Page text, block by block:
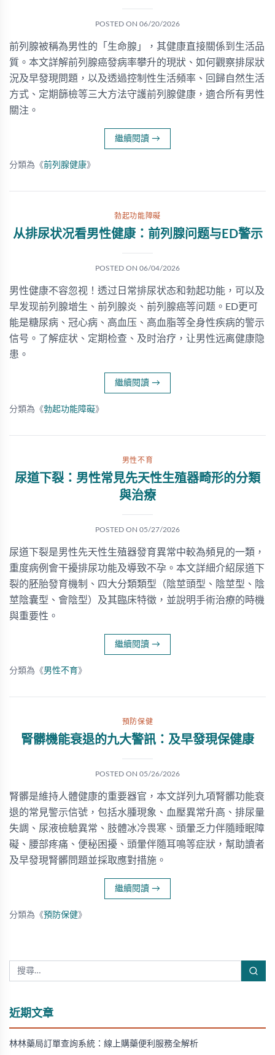
POSTED ON 06/20/2026
前列腺被稱為男性的「生命腺」，其健康直接關係到生活品
質。本文詳解前列腺癌發病率攀升的現狀、如何觀察排尿狀
況及早發現問題，以及透過控制性生活頻率、回歸自然生活
方式、定期篩檢等三大方法守護前列腺健康，適合所有男性
關注。
繼續閱讀 →
分類為《前列腺健康》
勃起功能障礙
从排尿状况看男性健康：前列腺问题与ED警示
POSTED ON 06/04/2026
男性健康不容忽视！透过日常排尿状态和勃起功能，可以及
早发现前列腺增生、前列腺炎、前列腺癌等问题。ED更可
能是糖尿病、冠心病、高血压、高血脂等全身性疾病的警示
信号。了解症状、定期检查、及时治疗，让男性远离健康隐
患。
繼續閱讀 →
分類為《勃起功能障礙》
男性不育
尿道下裂：男性常見先天性生殖器畸形的分類
與治療
POSTED ON 05/27/2026
尿道下裂是男性先天性生殖器發育異常中較為頻見的一類，
重度病例會干擾排尿功能及導致不孕。本文詳細介紹尿道下
裂的胚胎發育機制、四大分類類型（陰莖頭型、陰莖型、陰
莖陰囊型、會陰型）及其臨床特徵，並說明手術治療的時機
與重要性。
繼續閱讀 →
分類為《男性不育》
預防保健
腎髒機能衰退的九大警訊：及早發現保健康
POSTED ON 05/26/2026
腎髒是維持人體健康的重要器官，本文詳列九項腎髒功能衰
退的常見警示信號，包括水腫現象、血壓異常升高、排尿量
失調、尿液檢驗異常、肢體冰冷畏寒、頭暈乏力伴隨睡眠障
礙、腰部疼痛、便秘困擾、頭暈伴隨耳鳴等症狀，幫助讀者
及早發現腎髒問題並採取應對措施。
繼續閱讀 →
分類為《預防保健》
近期文章
林林藥局訂單查詢系統：線上購藥便利服務全解析